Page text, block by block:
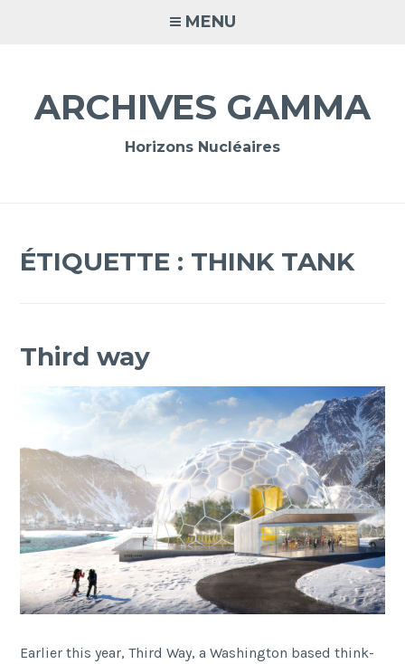
MENU
ARCHIVES GAMMA
Horizons Nucléaires
ÉTIQUETTE : THINK TANK
Third way
Earlier this year, Third Way, a Washington based think-